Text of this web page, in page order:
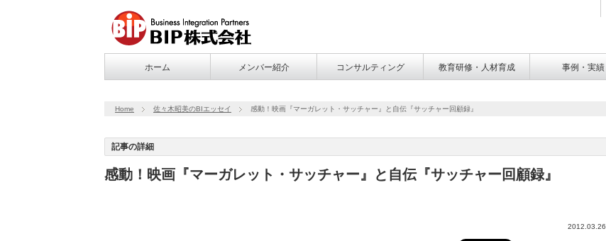
ホーム メンバー紹介 コンサルティング 教育研修・人材育成 事例・実績
Home 佐々木昭美のBIエッセイ 感動！映画『マーガレット・サッチャー』と自伝『サッチャー回顧録』
記事の詳細
感動！映画『マーガレット・サッチャー』と自伝『サッチャー回顧録』
2012.03.26